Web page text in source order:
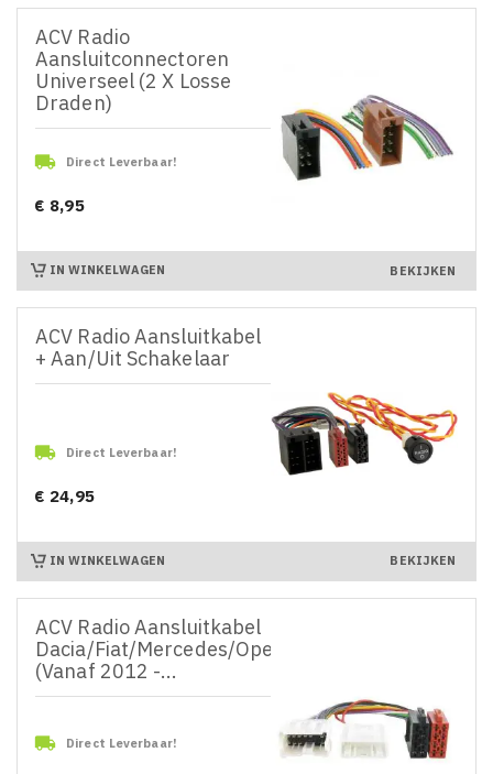
ACV Radio
Aansluitconnectoren
Universeel (2 X Losse
Draden)
 Direct Leverbaar!
Prijs
€ 8,95
IN WINKELWAGEN BEKIJKEN
ACV Radio Aansluitkabel
+ Aan/Uit Schakelaar
 Direct Leverbaar!
Prijs
€ 24,95
IN WINKELWAGEN BEKIJKEN
ACV Radio Aansluitkabel
Dacia/Fiat/Mercedes/Opel/Renault
(Vanaf 2012 -...
 Direct Leverbaar!